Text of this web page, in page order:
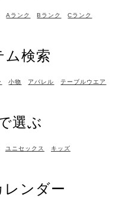
Aランク Bランク Cランク
ム検索
小物 アパレル テーブルウエア
選ぶ
ユニセックス キッズ
レンダー